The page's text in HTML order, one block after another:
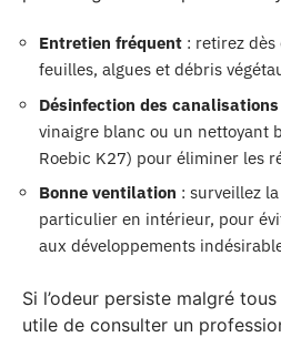
Entretien fréquent : retirez dès
feuilles, algues et débris
Désinfection des canalisations
vinaigre blanc ou un nettoyant
Roebic K27) pour éliminer les
Bonne ventilation : surveillez
particulier en intérieur, pour
aux développements
Si l’odeur persiste malgré
utile de consulter un